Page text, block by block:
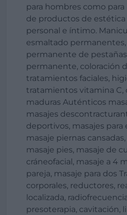
para hombres como
de productos de estética
personal e íntimo.
esmaltado
permanente de
permanente, coloración
tratamientos faciales,
tratamientos vitamina C,
maduras Auténticos
masajes
deportivos, masajes para
masaje piernas
masaje pies, masaje de
cráneofacial, masaje a 4
pareja, masaje para dos
corporales, reductores,
localizada,
presoterapia, cavitación,